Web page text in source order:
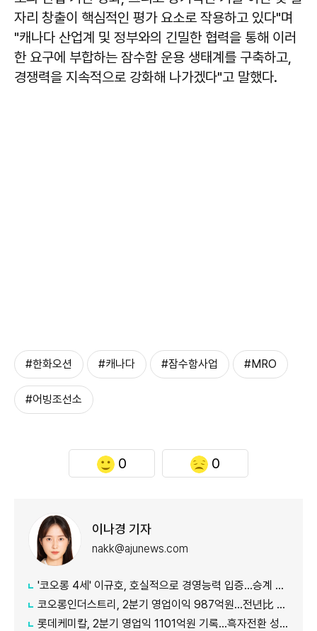
자리 창출이 핵심적인 평가 요소로 작용하고 있다"며
"캐나다 산업계 및 정부와의 긴밀한 협력을 통해 이러
한 요구에 부합하는 잠수함 운용 생태계를 구축하고,
경쟁력을 지속적으로 강화해 나가겠다"고 말했다.
#한화오션 #캐나다 #잠수함사업 #MRO
#어빙조선소
0 0
이나경 기자
nakk@ajunews.com
'코오롱 4세' 이규호, 호실적으로 경영능력 입증…승계 기반 강화
코오롱인더스트리, 2분기 영업이익 987억원...전년比 118% 증가
롯데케미칼, 2분기 영업익 1101억원 기록...흑자전환 성공